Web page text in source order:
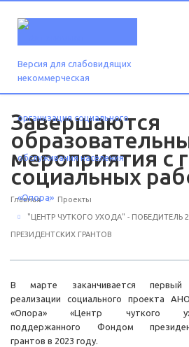
Версия для слабовидящих
Завершаются
мероприятия с
социальных
Главная Проекты
"ЦЕНТР ЧУТКОГО УХОДА" - ПОБЕДИТЕЛЬ
ПРЕЗИДЕНТСКИХ ГРАНТОВ
В марте заканчивается первый
реализации социального проекта
«Опора» «Центр чуткого
поддержанного Фондом
грантов в 2023 году.